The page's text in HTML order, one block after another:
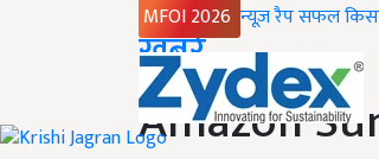
MFOI 2026 न्यूज़ रैपसफल
Home
ख़बरें
Amazon